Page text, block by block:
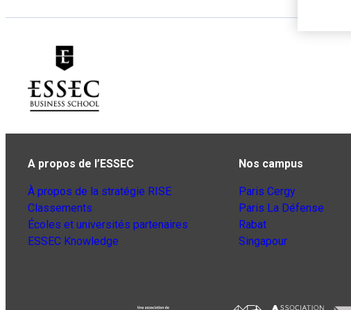
A propos de l’ESSEC
À propos de la stratégie RISE
Classements
Écoles et universités partenaires
ESSEC Knowledge
Nos campus
Paris Cergy
Paris La Défense
Rabat
Singapour